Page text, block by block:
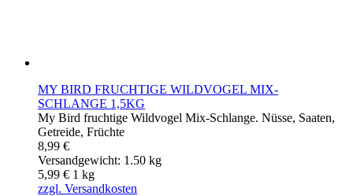
MY BIRD FRUCHTIGE WILDVOGEL MIX-
SCHLANGE 1,5KG
My Bird fruchtige Wildvogel Mix-Schlange. Nüsse, Saaten,
Getreide, Früchte
8,99 €
Versandgewicht: 1.50 kg
5,99 € 1 kg
zzgl. Versandkosten